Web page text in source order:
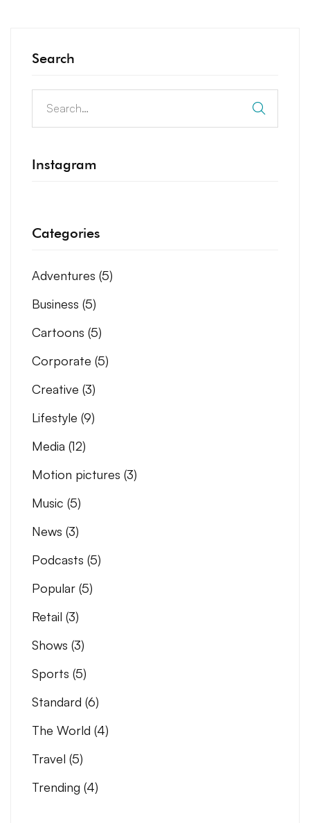
Search
Instagram
Categories
Adventures (5)
Business (5)
Cartoons (5)
Corporate (5)
Creative (3)
Lifestyle (9)
Media (12)
Motion pictures (3)
Music (5)
News (3)
Podcasts (5)
Popular (5)
Retail (3)
Shows (3)
Sports (5)
Standard (6)
The World (4)
Travel (5)
Trending (4)